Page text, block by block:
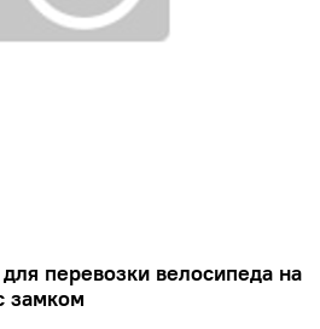
перевозки велосипеда на
замком